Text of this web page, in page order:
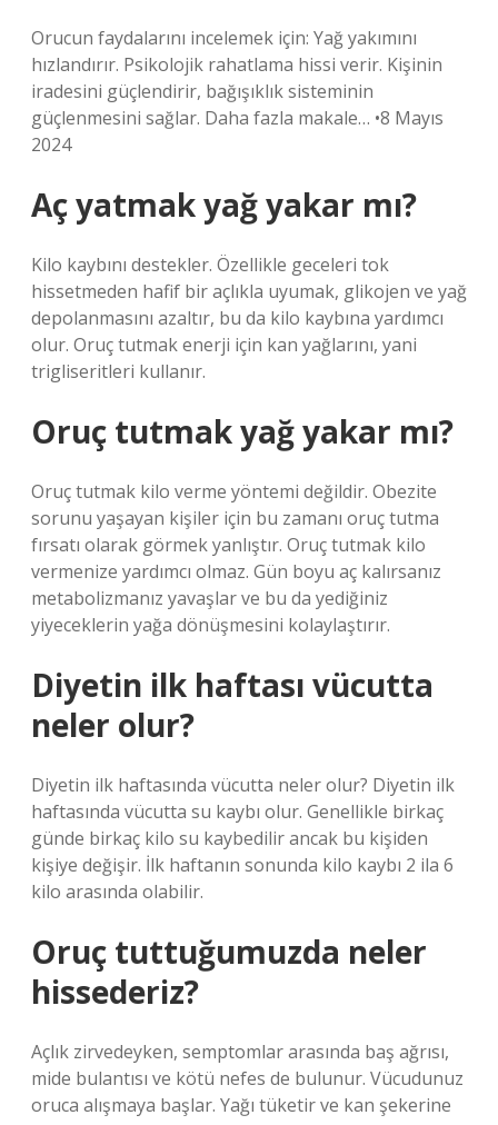
Orucun faydalarını incelemek için: Yağ yakımını
hızlandırır. Psikolojik rahatlama hissi verir. Kişinin
iradesini güçlendirir, bağışıklık sisteminin
güçlenmesini sağlar. Daha fazla makale… •8 Mayıs
2024
Aç yatmak yağ yakar mı?
Kilo kaybını destekler. Özellikle geceleri tok
hissetmeden hafif bir açlıkla uyumak, glikojen ve yağ
depolanmasını azaltır, bu da kilo kaybına yardımcı
olur. Oruç tutmak enerji için kan yağlarını, yani
trigliseritleri kullanır.
Oruç tutmak yağ yakar mı?
Oruç tutmak kilo verme yöntemi değildir. Obezite
sorunu yaşayan kişiler için bu zamanı oruç tutma
fırsatı olarak görmek yanlıştır. Oruç tutmak kilo
vermenize yardımcı olmaz. Gün boyu aç kalırsanız
metabolizmanız yavaşlar ve bu da yediğiniz
yiyeceklerin yağa dönüşmesini kolaylaştırır.
Diyetin ilk haftası vücutta
neler olur?
Diyetin ilk haftasında vücutta neler olur? Diyetin ilk
haftasında vücutta su kaybı olur. Genellikle birkaç
günde birkaç kilo su kaybedilir ancak bu kişiden
kişiye değişir. İlk haftanın sonunda kilo kaybı 2 ila 6
kilo arasında olabilir.
Oruç tuttuğumuzda neler
hissederiz?
Açlık zirvedeyken, semptomlar arasında baş ağrısı,
mide bulantısı ve kötü nefes de bulunur. Vücudunuz
oruca alışmaya başlar. Yağı tüketir ve kan şekerine